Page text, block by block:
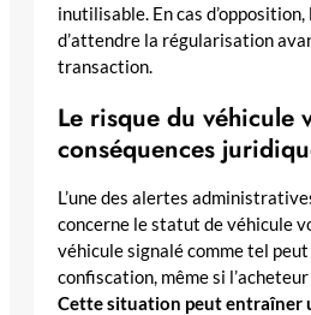
inutilisable. En cas
d’attendre la régularisation
transaction.
Le risque du véhicule
conséquences
L’une des alertes
concerne le statut de véhicule
véhicule signalé comme tel
confiscation, même si
Cette situation peut entraîner